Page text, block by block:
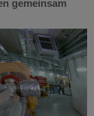
gemeinsam